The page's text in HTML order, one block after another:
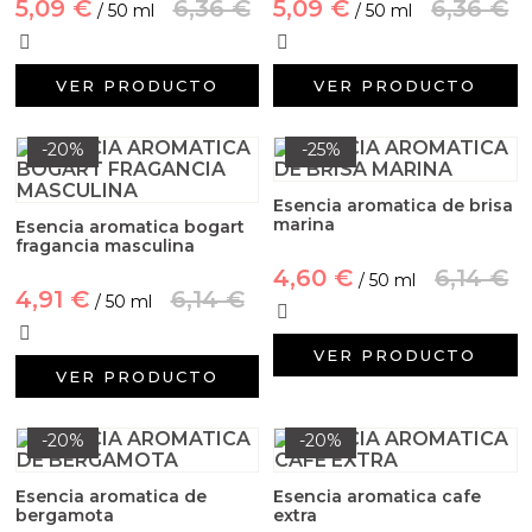
5,09 € / 50 ml 6,36 €
VER PRODUCTO
5,09 € / 50 ml 6,36 €
VER PRODUCTO
-20%
Esencia aromatica bogart
fragancia masculina
4,91 € / 50 ml 6,14 €
VER PRODUCTO
-25%
Esencia aromatica de brisa
marina
4,60 € / 50 ml 6,14 €
VER PRODUCTO
-20%
Esencia aromatica de
bergamota
-20%
Esencia aromatica cafe
extra
Aditivos para jabón y Cosmética
Productos químicos
Libros y revistas diy
Conchas, caracolas y estrellas de mar
Materiales para detalles hechos a mano
Huerto ecologico